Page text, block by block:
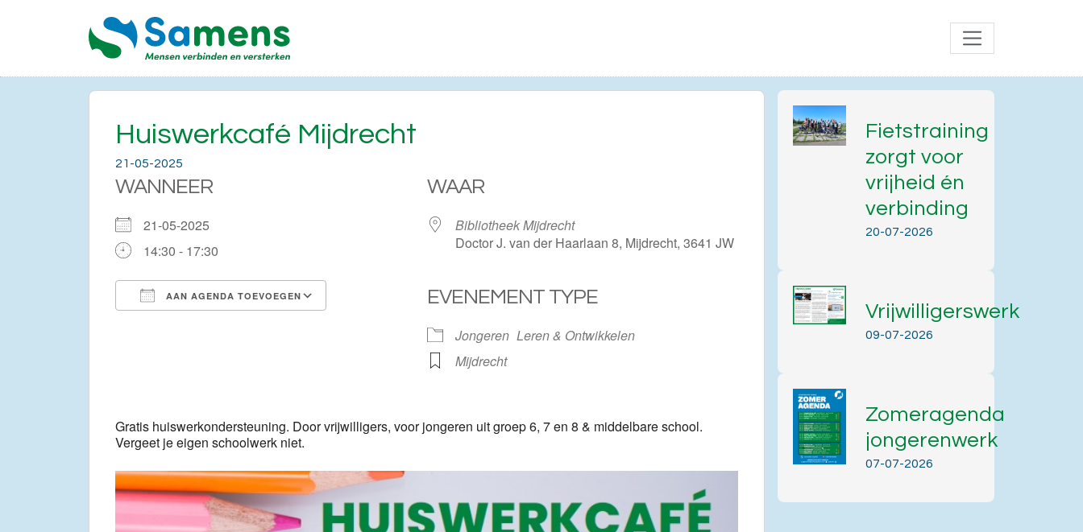
Huiswerkcafé Mijdrecht
21-05-2025
WANNEER
21-05-2025
14:30 - 17:30
AAN AGENDA TOEVOEGEN
Google Calendar Office 365 Outlook Live
WAAR
Bibliotheek Mijdrecht
Doctor J. van der Haarlaan 8, Mijdrecht, 3641 JW
EVENEMENT TYPE
Jongeren Leren & Ontwikkelen
Mijdrecht
Gratis huiswerkondersteuning. Door vrijwilligers, voor jongeren uit groep 6, 7 en 8 & middelbare school.
Vergeet je eigen schoolwerk niet.
Fietstraining
zorgt voor
vrijheid én
verbinding
20-07-2026
Vrijwilligerswerk
09-07-2026
Zomeragenda
jongerenwerk
07-07-2026